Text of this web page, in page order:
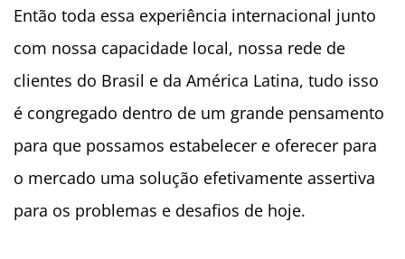
Então toda essa experiência internacional junto
com nossa capacidade local, nossa rede de
clientes do Brasil e da América Latina, tudo isso
é congregado dentro de um grande pensamento
para que possamos estabelecer e oferecer para
o mercado uma solução efetivamente assertiva
para os problemas e desafios de hoje.